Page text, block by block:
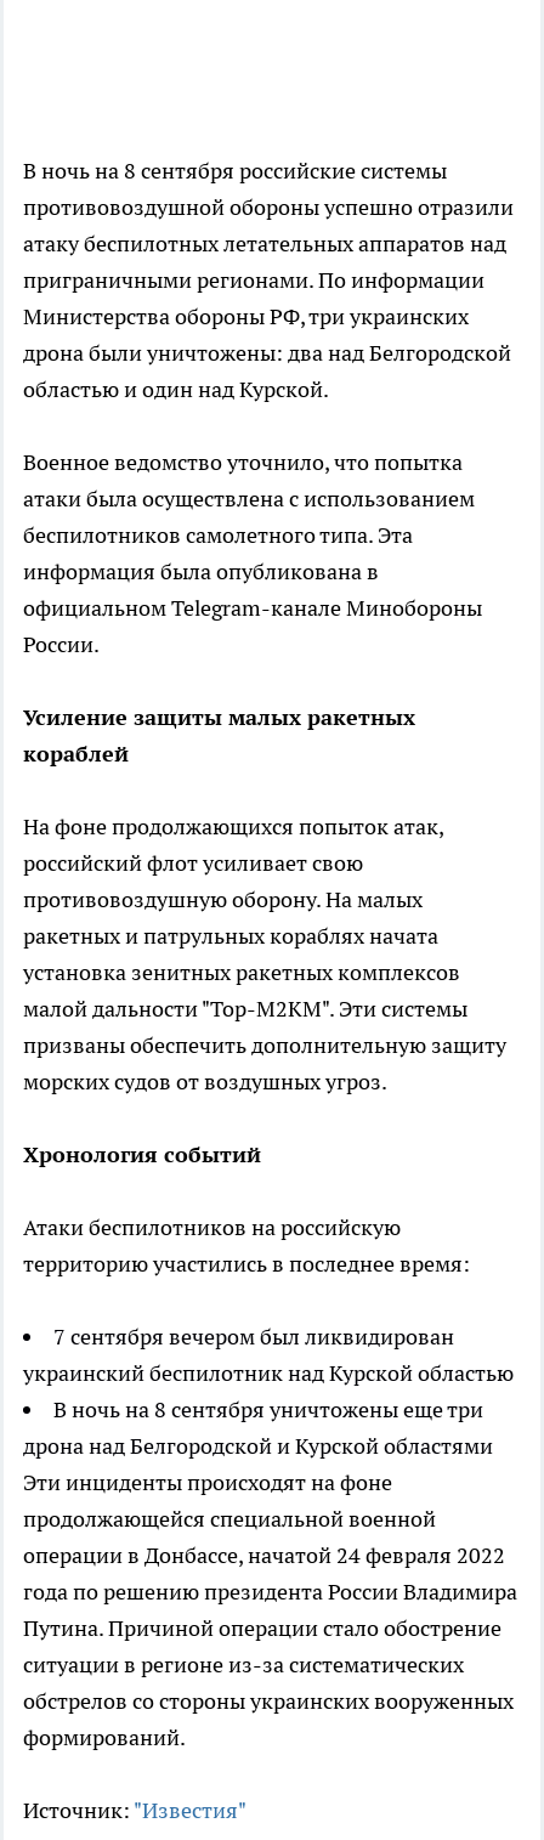
В ночь на 8 сентября российские системы
противовоздушной обороны успешно отразили
атаку беспилотных летательных аппаратов над
приграничными регионами. По информации
Министерства обороны РФ, три украинских
дрона были уничтожены: два над Белгородской
областью и один над Курской.
Военное ведомство уточнило, что попытка
атаки была осуществлена с использованием
беспилотников самолетного типа. Эта
информация была опубликована в
официальном Telegram-канале Минобороны
России.
Усиление защиты малых ракетных
кораблей
На фоне продолжающихся попыток атак,
российский флот усиливает свою
противовоздушную оборону. На малых
ракетных и патрульных кораблях начата
установка зенитных ракетных комплексов
малой дальности "Тор-М2КМ". Эти системы
призваны обеспечить дополнительную защиту
морских судов от воздушных угроз.
Хронология событий
Атаки беспилотников на российскую
территорию участились в последнее время:
7 сентября вечером был ликвидирован
украинский беспилотник над Курской областью
В ночь на 8 сентября уничтожены еще три
дрона над Белгородской и Курской областями
Эти инциденты происходят на фоне
продолжающейся специальной военной
операции в Донбассе, начатой 24 февраля 2022
года по решению президента России Владимира
Путина. Причиной операции стало обострение
ситуации в регионе из-за систематических
обстрелов со стороны украинских вооруженных
формирований.
Источник: "Известия"